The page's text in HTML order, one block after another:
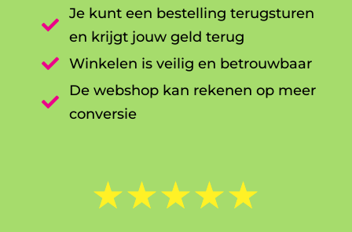

Je kunt een bestelling terugsturen
en krijgt jouw geld terug

Winkelen is veilig en betrouwbaar

De webshop kan rekenen op meer
conversie
☆☆☆☆☆